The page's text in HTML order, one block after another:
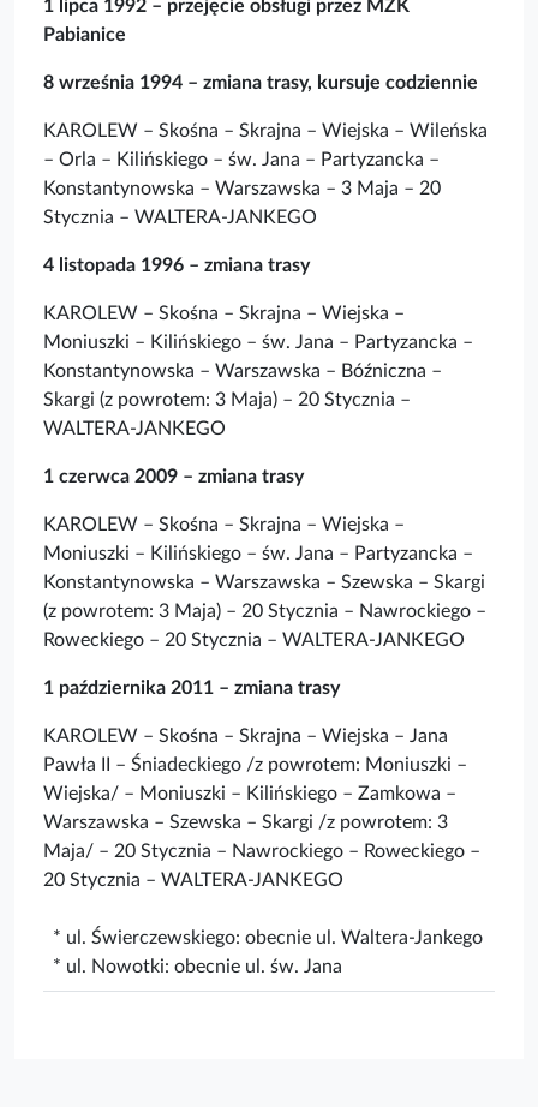
1 lipca 1992 – przejęcie obsługi przez MZK
Pabianice
8 września 1994 – zmiana trasy, kursuje codziennie
KAROLEW – Skośna – Skrajna – Wiejska – Wileńska
– Orla – Kilińskiego – św. Jana – Partyzancka –
Konstantynowska – Warszawska – 3 Maja – 20
Stycznia – WALTERA-JANKEGO
4 listopada 1996 – zmiana trasy
KAROLEW – Skośna – Skrajna – Wiejska –
Moniuszki – Kilińskiego – św. Jana – Partyzancka –
Konstantynowska – Warszawska – Bóźniczna –
Skargi (z powrotem: 3 Maja) – 20 Stycznia –
WALTERA-JANKEGO
1 czerwca 2009 – zmiana trasy
KAROLEW – Skośna – Skrajna – Wiejska –
Moniuszki – Kilińskiego – św. Jana – Partyzancka –
Konstantynowska – Warszawska – Szewska – Skargi
(z powrotem: 3 Maja) – 20 Stycznia – Nawrockiego –
Roweckiego – 20 Stycznia – WALTERA-JANKEGO
1 października 2011 – zmiana trasy
KAROLEW – Skośna – Skrajna – Wiejska – Jana
Pawła II – Śniadeckiego /z powrotem: Moniuszki –
Wiejska/ – Moniuszki – Kilińskiego – Zamkowa –
Warszawska – Szewska – Skargi /z powrotem: 3
Maja/ – 20 Stycznia – Nawrockiego – Roweckiego –
20 Stycznia – WALTERA-JANKEGO
* ul. Świerczewskiego: obecnie ul. Waltera-Jankego
* ul. Nowotki: obecnie ul. św. Jana